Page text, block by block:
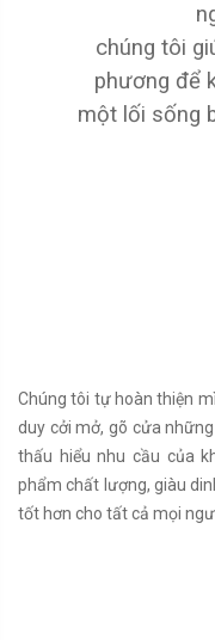
chúng tôi
phương để
một lối sống
Chúng tôi tự hoàn thiện
duy cởi mở, gõ cửa
thấu hiểu nhu cầu của
phẩm chất lượng, giàu
tốt hơn cho tất cả mọi